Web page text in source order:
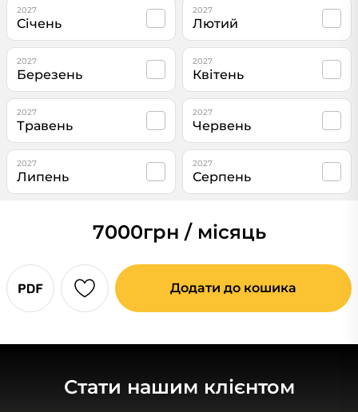
2027
Січень
2027
Лютий
2027
Березень
2027
Квітень
2027
Травень
2027
Червень
2027
Липень
2027
Серпень
7000грн / місяць
Додати до кошика
Стати нашим клієнтом